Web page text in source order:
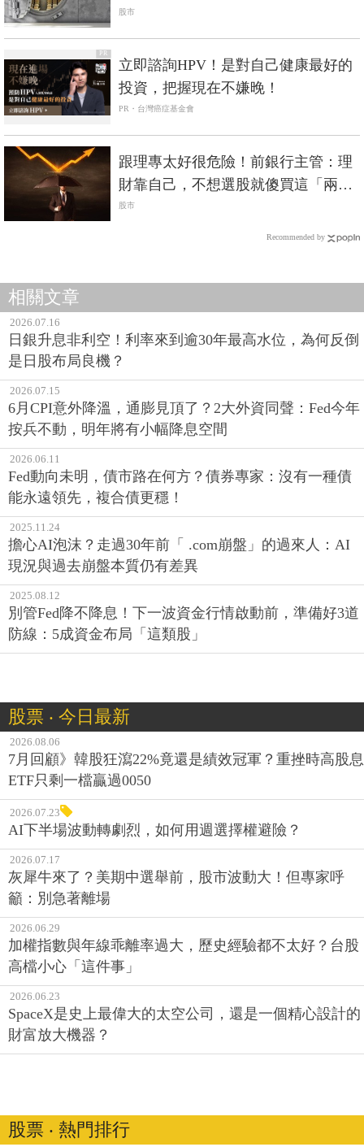
票」賺的理由
股市
PR
立即諮詢HPV！是對自己健康最好的
投資，把握現在不嫌晚！
PR・台灣癌症基金會
跟理專太好很危險！前銀行主管：理
財靠自己，不想選股就傻買這「兩
檔」
股市
Recommended by
相關文章
2026.07.16
日銀升息非利空！利率來到逾30年最高水位，為何反倒
是日股布局良機？
2026.07.15
6月CPI意外降溫，通膨見頂了？2大外資同聲：Fed今年
按兵不動，明年將有小幅降息空間
2026.06.11
Fed動向未明，債市路在何方？債券專家：沒有一種債
能永遠領先，複合債更穩！
2025.11.24
擔心AI泡沫？走過30年前「 .com崩盤」的過來人：AI
現況與過去崩盤本質仍有差異
2025.08.12
別管Fed降不降息！下一波資金行情啟動前，準備好3道
防線：5成資金布局「這類股」
股票 ‧ 今日最新
2026.08.06
7月回顧》韓股狂瀉22%竟還是績效冠軍？重挫時高股息
ETF只剩一檔贏過0050
2026.07.23
AI下半場波動轉劇烈，如何用週選擇權避險？
2026.07.17
灰犀牛來了？美期中選舉前，股市波動大！但專家呼
籲：別急著離場
2026.06.29
加權指數與年線乖離率過大，歷史經驗都不太好？台股
高檔小心「這件事」
2026.06.23
SpaceX是史上最偉大的太空公司，還是一個精心設計的
財富放大機器？
股票 ‧ 熱門排行